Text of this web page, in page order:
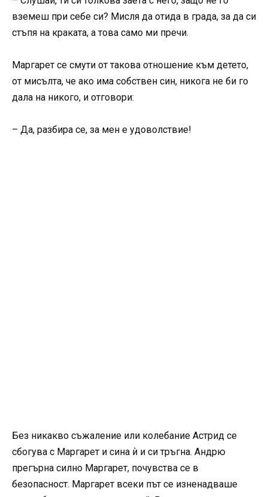
вземеш при себе си? Мисля да отида в града, за да си
стъпя на краката, а това само ми пречи.
Маргарет се смути от такова отношение към детето,
от мисълта, че ако има собствен син, никога не би го
дала на никого, и отговори:
– Да, разбира се, за мен е удоволствие!
Без никакво съжаление или колебание Астрид се
сбогува с Маргарет и сина ѝ и си тръгна. Андрю
прегърна силно Маргарет, почувства се в
безопасност. Маргарет всеки път се изненадваше